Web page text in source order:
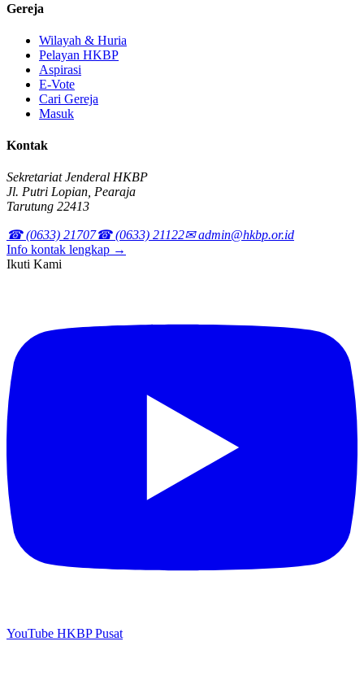
Gereja
Wilayah & Huria
Pelayan HKBP
Aspirasi
E-Vote
Cari Gereja
Masuk
Kontak
Sekretariat Jenderal HKBP
Jl. Putri Lopian, Pearaja
Tarutung 22413
☎ (0633) 21707☎ (0633) 21122✉ admin@hkbp.or.id
Info kontak lengkap →
Ikuti Kami
YouTube HKBP Pusat